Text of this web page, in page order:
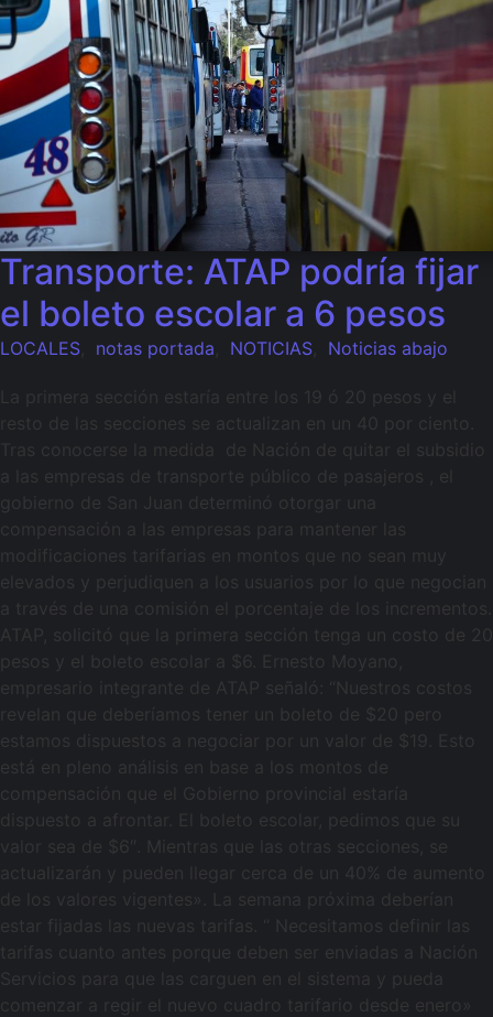
Transporte: ATAP podría fijar
el boleto escolar a 6 pesos
LOCALES notas portada NOTICIAS Noticias abajo
La primera sección estaría entre los 19 ó 20 pesos y el
resto de las secciones se actualizan en un 40 por ciento.
Tras conocerse la medida de Nación de quitar el subsidio
a las empresas de transporte público de pasajeros , el
gobierno de San Juan determinó otorgar una
compensación a las empresas para mantener las
modificaciones tarifarias en montos que no sean muy
elevados y perjudiquen a los usuarios por lo que negocian
a través de una comisión el porcentaje de los incrementos.
ATAP, solicitó que la primera sección tenga un costo de 20
pesos y el boleto escolar a $6. Ernesto Moyano,
empresario integrante de ATAP señaló: “Nuestros costos
revelan que deberíamos tener un boleto de $20 pero
estamos dispuestos a negociar por un valor de $19. Esto
está en pleno análisis en base a los montos de
compensación que el Gobierno provincial estaría
dispuesto a afrontar. El boleto escolar, pedimos que su
valor sea de $6″. Mientras que las otras secciones, se
actualizarán y pueden llegar cerca de un 40% de aumento
de los valores vigentes». La semana próxima deberían
estar fijadas las nuevas tarifas. “ Necesitamos definir las
tarifas cuanto antes porque deben ser enviadas a Nación
Servicios para que las carguen en el sistema y pueda
comenzar a regir el nuevo cuadro tarifario desde enero»